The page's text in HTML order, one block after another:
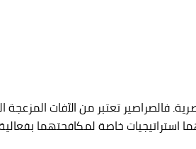
فالصراصير تعتبر من الآفات
استراتيجيات خاصة لمكافحتهما